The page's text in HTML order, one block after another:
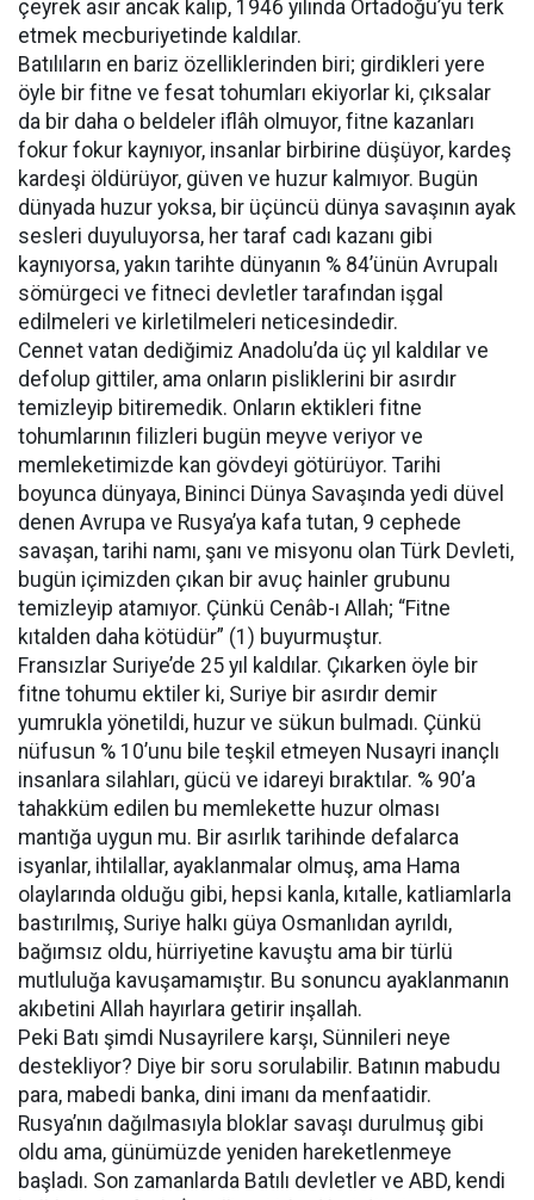
çeyrek asır ancak kalıp, 1946 yılında Ortadoğu’yu terk
etmek mecburiyetinde kaldılar.
Batılıların en bariz özelliklerinden biri; girdikleri yere
öyle bir fitne ve fesat tohumları ekiyorlar ki, çıksalar
da bir daha o beldeler iflâh olmuyor, fitne kazanları
fokur fokur kaynıyor, insanlar birbirine düşüyor, kardeş
kardeşi öldürüyor, güven ve huzur kalmıyor. Bugün
dünyada huzur yoksa, bir üçüncü dünya savaşının ayak
sesleri duyuluyorsa, her taraf cadı kazanı gibi
kaynıyorsa, yakın tarihte dünyanın % 84’ünün Avrupalı
sömürgeci ve fitneci devletler tarafından işgal
edilmeleri ve kirletilmeleri neticesindedir.
Cennet vatan dediğimiz Anadolu’da üç yıl kaldılar ve
defolup gittiler, ama onların pisliklerini bir asırdır
temizleyip bitiremedik. Onların ektikleri fitne
tohumlarının filizleri bugün meyve veriyor ve
memleketimizde kan gövdeyi götürüyor. Tarihi
boyunca dünyaya, Bininci Dünya Savaşında yedi düvel
denen Avrupa ve Rusya’ya kafa tutan, 9 cephede
savaşan, tarihi namı, şanı ve misyonu olan Türk Devleti,
bugün içimizden çıkan bir avuç hainler grubunu
temizleyip atamıyor. Çünkü Cenâb-ı Allah; “Fitne
kıtalden daha kötüdür” (1) buyurmuştur.
Fransızlar Suriye’de 25 yıl kaldılar. Çıkarken öyle bir
fitne tohumu ektiler ki, Suriye bir asırdır demir
yumrukla yönetildi, huzur ve sükun bulmadı. Çünkü
nüfusun % 10’unu bile teşkil etmeyen Nusayri inançlı
insanlara silahları, gücü ve idareyi bıraktılar. % 90’a
tahakküm edilen bu memlekette huzur olması
mantığa uygun mu. Bir asırlık tarihinde defalarca
isyanlar, ihtilallar, ayaklanmalar olmuş, ama Hama
olaylarında olduğu gibi, hepsi kanla, kıtalle, katliamlarla
bastırılmış, Suriye halkı güya Osmanlıdan ayrıldı,
bağımsız oldu, hürriyetine kavuştu ama bir türlü
mutluluğa kavuşamamıştır. Bu sonuncu ayaklanmanın
akıbetini Allah hayırlara getirir inşallah.
Peki Batı şimdi Nusayrilere karşı, Sünnileri neye
destekliyor? Diye bir soru sorulabilir. Batının mabudu
para, mabedi banka, dini imanı da menfaatidir.
Rusya’nın dağılmasıyla bloklar savaşı durulmuş gibi
oldu ama, günümüzde yeniden hareketlenmeye
başladı. Son zamanlarda Batılı devletler ve ABD, kendi